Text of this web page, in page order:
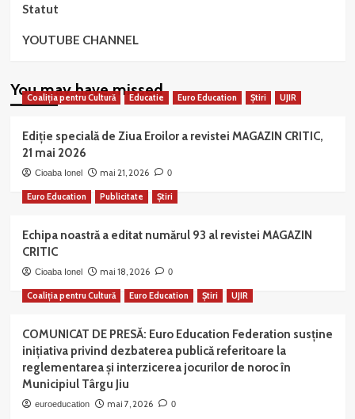
Statut
YOUTUBE CHANNEL
You may have missed
Coaliția pentru Cultură Educatie Euro Education Știri UJIR
Ediție specială de Ziua Eroilor a revistei MAGAZIN CRITIC,
21 mai 2026
Cioaba Ionel mai 21, 2026 0
Euro Education Publicitate Știri
Echipa noastră a editat numărul 93 al revistei MAGAZIN
CRITIC
Cioaba Ionel mai 18, 2026 0
Coaliția pentru Cultură Euro Education Știri UJIR
COMUNICAT DE PRESĂ: Euro Education Federation susține
inițiativa privind dezbaterea publică referitoare la
reglementarea și interzicerea jocurilor de noroc în
Municipiul Târgu Jiu
euroeducation mai 7, 2026 0